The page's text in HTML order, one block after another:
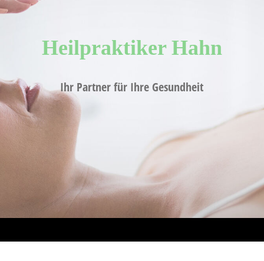
Heilpraktiker Hahn
Ihr Partner für Ihre Gesundheit